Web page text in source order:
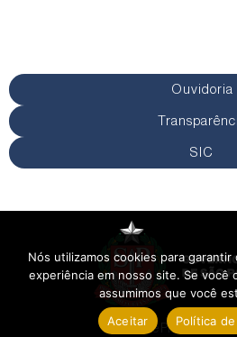
Ouvidoria
SIC
Política de Privacidade
Nós utilizamos cookies para
experiência em nosso site. Se você
assumimos que você
Aceitar
Política